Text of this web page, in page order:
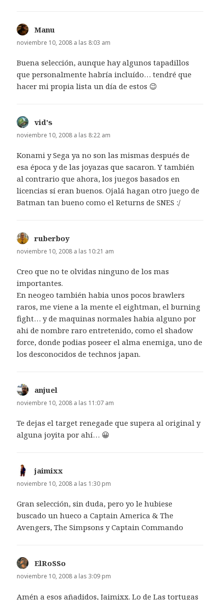
Manu
noviembre 10, 2008 a las 8:03 am
Buena selección, aunque hay algunos tapadillos
que personalmente habría incluído… tendré que
hacer mi propia lista un día de estos 😉
vid's
noviembre 10, 2008 a las 8:22 am
Konami y Sega ya no son las mismas después de
esa época y de las joyazas que sacaron. Y también
al contrario que ahora, los juegos basados en
licencias sí eran buenos. Ojalá hagan otro juego de
Batman tan bueno como el Returns de SNES :/
ruberboy
noviembre 10, 2008 a las 10:21 am
Creo que no te olvidas ninguno de los mas
importantes.
En neogeo también habia unos pocos brawlers
raros, me viene a la mente el eightman, el burning
fight… y de maquinas normales habia alguno por
ahi de nombre raro entretenido, como el shadow
force, donde podias poseer el alma enemiga, uno de
los desconocidos de technos japan.
anjuel
noviembre 10, 2008 a las 11:07 am
Te dejas el target renegade que supera al original y
alguna joyita por ahí… 😀
jaimixx
noviembre 10, 2008 a las 1:30 pm
Gran selección, sin duda, pero yo le hubiese
buscado un hueco a Captain America & The
Avengers, The Simpsons y Captain Commando
ElRoSSo
noviembre 10, 2008 a las 3:09 pm
Amén a esos añadidos, Jaimixx. Lo de Las tortugas